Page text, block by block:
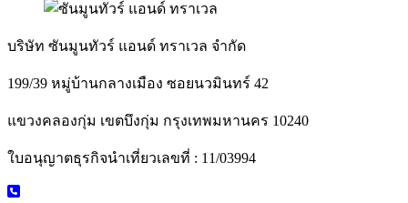
บริษัท ซันมูนทัวร์ แอนด์ ทราเวล จำกัด
199/39 หมู่บ้านกลางเมือง ซอยนวมินทร์ 42
แขวงคลองกุ่ม เขตบึงกุ่ม กรุงเทพมหานคร 10240
ใบอนุญาตธุรกิจนำเที่ยวเลขที่ : 11/03994